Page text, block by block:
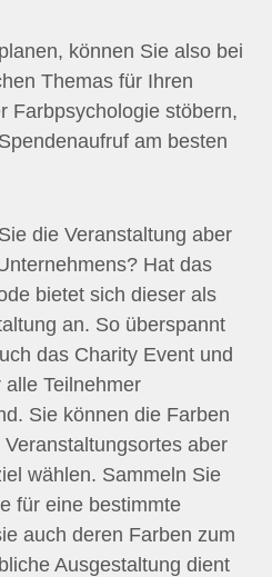
können Sie also bei
Themas für Ihren
Farbpsychologie stöbern,
am besten
die Veranstaltung aber
Hat das
bietet sich dieser als
an. So überspannt
das Charity Event und
Teilnehmer
Sie können die Farben
aber
wählen. Sammeln Sie
für eine bestimmte
auch deren Farben zum
Ausgestaltung dient